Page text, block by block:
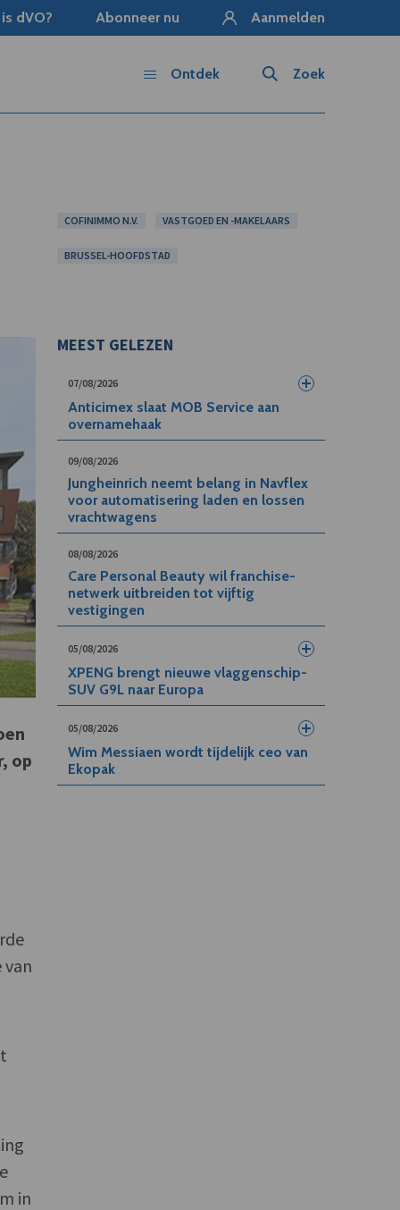
dVO? Abonneer nu Aanmelden
Zoek
Ontdek
op
in
COFINIMMO N.V. VASTGOED EN -MAKELAARS
BRUSSEL-HOOFDSTAD
MEEST GELEZEN
07/08/2026
Anticimex slaat MOB Service aan
overnamehaak
09/08/2026
Jungheinrich neemt belang in Navflex
voor automatisering laden en lossen
vrachtwagens
08/08/2026
Care Personal Beauty wil franchise-
netwerk uitbreiden tot vijftig
vestigingen
05/08/2026
XPENG brengt nieuwe vlaggenschip-
SUV G9L naar Europa
05/08/2026
Wim Messiaen wordt tijdelijk ceo van
Ekopak